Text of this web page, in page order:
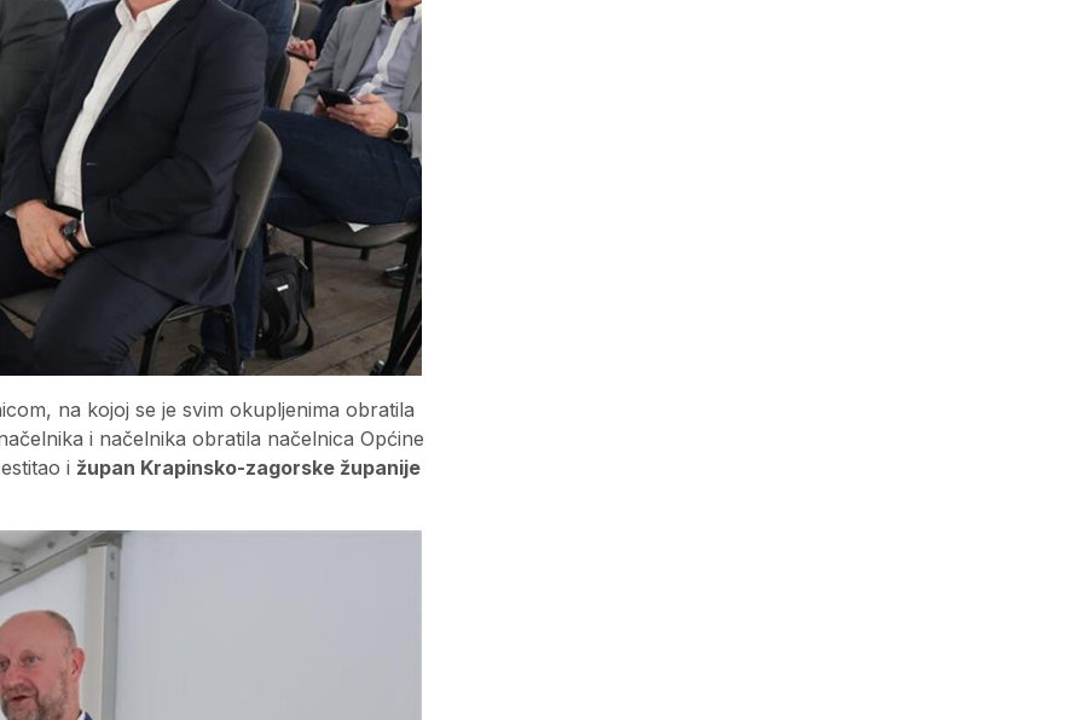
na kojoj se je svim okupljenima obratila
i načelnika obratila načelnica Općine
i župan Krapinsko-zagorske županije